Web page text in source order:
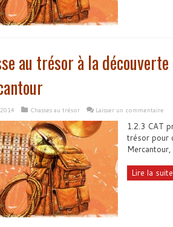
au trésor à la
Chasses au trésor Laisser un commentaire
1.2.3 CAT
trésor pour
Lire la